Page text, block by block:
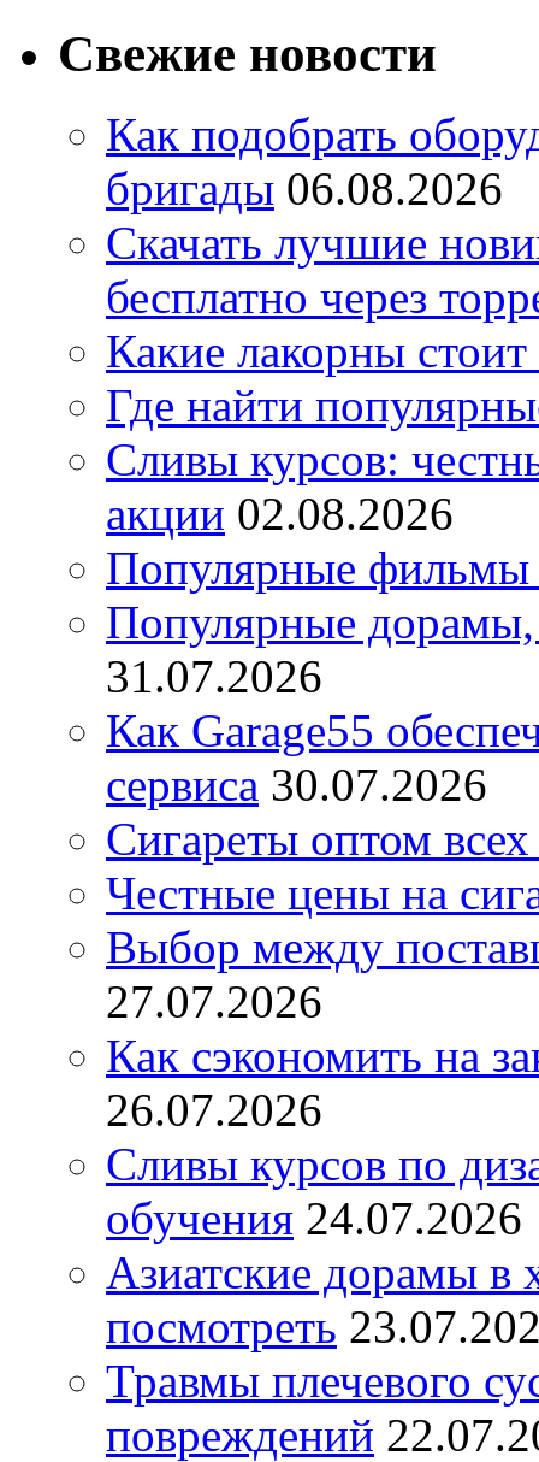
Свежие новости
Как подобрать
бригады 06.08.2026
Скачать лучшие
бесплатно через
Какие лакорны стоит
Где найти
Сливы курсов:
акции 02.08.2026
Популярные фильмы
Популярные дорамы,
31.07.2026
Как Garage55
сервиса 30.07.2026
Сигареты оптом
Честные цены на
Выбор между
27.07.2026
Как сэкономить на
26.07.2026
Сливы курсов по
обучения 24.07.2026
Азиатские дорамы в
посмотреть
Травмы плечевого
повреждений